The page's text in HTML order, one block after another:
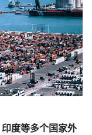
度等多个国家外